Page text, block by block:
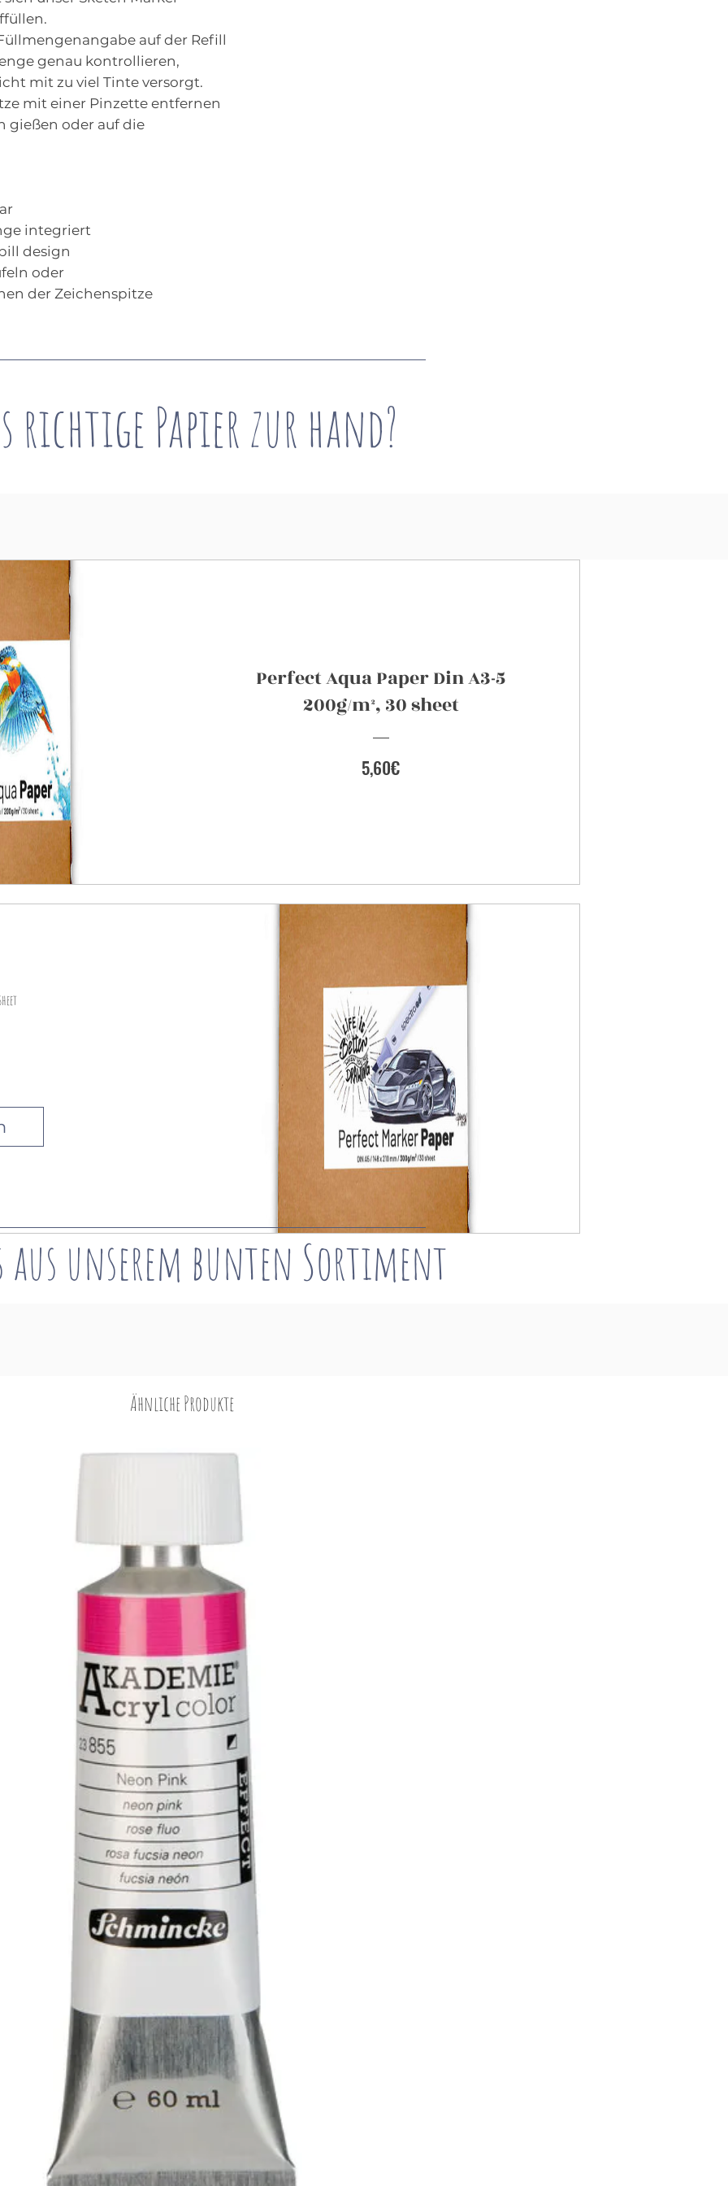
auf der Refill
genau kontrollieren,
mit zu viel Tinte versorgt.
mit einer Pinzette entfernen
gießen oder auf die
integriert
design
oder
der Zeichenspitze
richtige Papier zur hand?
Perfect Aqua Paper Din A3-5
200g/m², 30 sheet
5,60€Preis
aus unserem bunten Sortiment
Ähnliche Produkte